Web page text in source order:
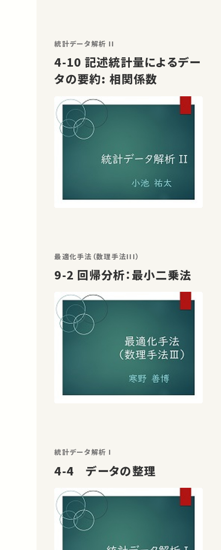
統計データ解析 II
4-10 記述統計量によるデー
タの要約: 相関係数
最適化手法（数理手法III）
9-2 回帰分析：最小二乗法
統計データ解析 I
4-4 データの整理